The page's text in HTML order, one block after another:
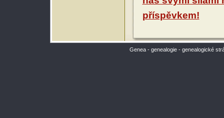
příspěvkem!
Genea - genealogie - genealogické